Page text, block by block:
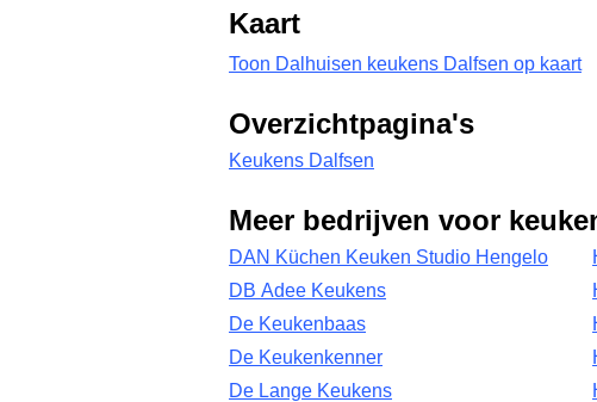
Kaart
Toon Dalhuisen keukens Dalfsen op kaart
Overzichtpagina's
Keukens Dalfsen
Meer bedrijven voor
DAN Küchen Keuken Studio Hengelo
DB Adee Keukens
De Keukenbaas
De Keukenkenner
De Lange Keukens